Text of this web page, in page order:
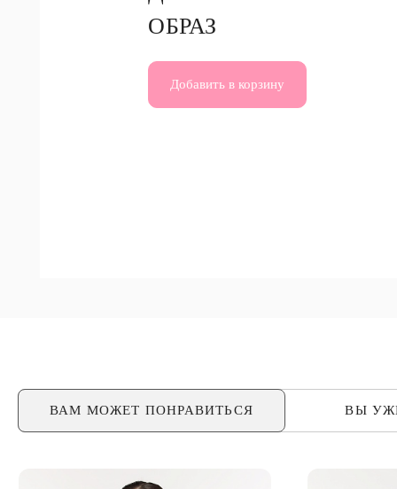
ОБРАЗ
Добавить в корзину
ВАМ МОЖЕТ ПОНРАВИТЬСЯ ВЫ